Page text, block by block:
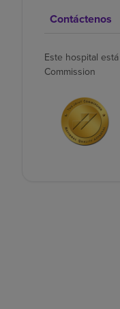
Contáctenos
Este hospital
Commission